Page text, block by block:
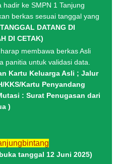
ke SMPN 1 Tanjung
berkas sesuai tanggal yang
DATANG DI
DI CETAK)
membawa berkas Asli
panitia untuk validasi data.
Kartu Keluarga Asli ; Jalur
KKS/Kartu Penyandang
: Surat Penugasan dari
)
tanggal 12 Juni 2025)